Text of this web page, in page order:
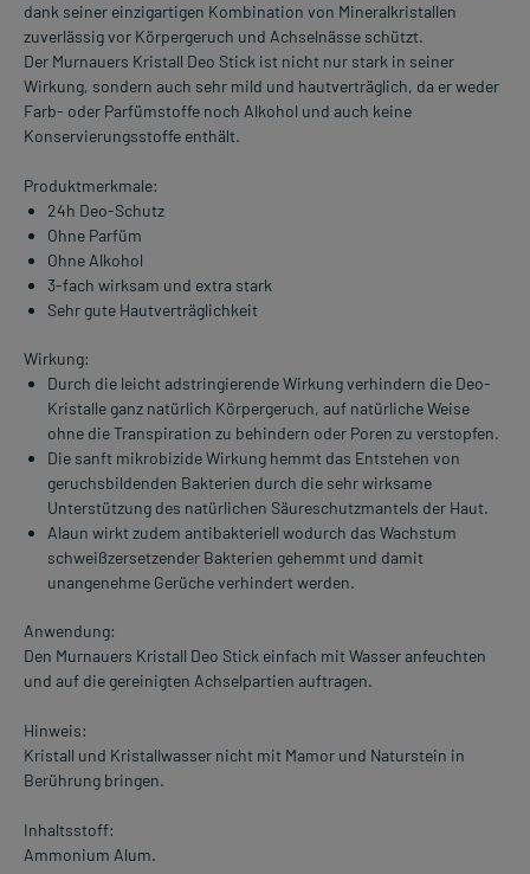
dank seiner einzigartigen Kombination von Mineralkristallen
zuverlässig vor Körpergeruch und Achselnässe schützt.
Der Murnauers Kristall Deo Stick ist nicht nur stark in seiner
Wirkung, sondern auch sehr mild und hautverträglich, da er weder
Farb- oder Parfümstoffe noch Alkohol und auch keine
Konservierungsstoffe enthält.
Produktmerkmale:
24h Deo-Schutz
Ohne Parfüm
Ohne Alkohol
3-fach wirksam und extra stark
Sehr gute Hautverträglichkeit
Wirkung:
Durch die leicht adstringierende Wirkung verhindern die Deo-
Kristalle ganz natürlich Körpergeruch, auf natürliche Weise
ohne die Transpiration zu behindern oder Poren zu verstopfen.
Die sanft mikrobizide Wirkung hemmt das Entstehen von
geruchsbildenden Bakterien durch die sehr wirksame
Unterstützung des natürlichen Säureschutzmantels der Haut.
Alaun wirkt zudem antibakteriell wodurch das Wachstum
schweißzersetzender Bakterien gehemmt und damit
unangenehme Gerüche verhindert werden.
Anwendung:
Den Murnauers Kristall Deo Stick einfach mit Wasser anfeuchten
und auf die gereinigten Achselpartien auftragen.
Hinweis:
Kristall und Kristallwasser nicht mit Mamor und Naturstein in
Berührung bringen.
Inhaltsstoff:
Ammonium Alum.